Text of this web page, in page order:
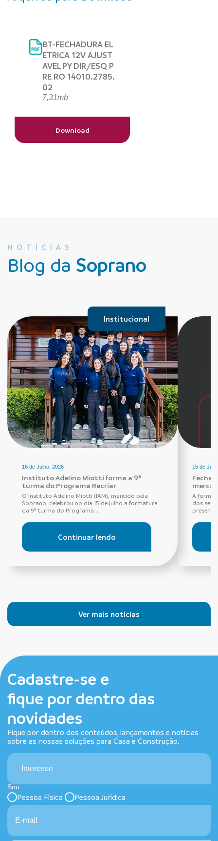
BT-FECHADURA EL
ETRICA 12V AJUST
AVEL PY DIR/ESQ P
RE RO 14010.2785.
02
7,31mb
Download
NOTÍCIAS
Blog da Soprano
Institucional
16 de Julho, 2026
Instituto Adelino Miotti forma a 9ª
turma do Programa Recriar
O Instituto Adelino Miotti (IAM), mantido pela
Soprano, celebrou no dia 15 de julho a formatura
da 9ª turma do Programa...
Continuar lendo
15 de
A forma
dos
Ver mais notícias
Cadastre-se e
fique por dentro das
novidades
Fique por dentro dos conteúdos, lançamentos e notícias
sobre as nossas soluções para Casa e Construção.
Interesse
Sou:
Pessoa Física Pessoa Jurídica